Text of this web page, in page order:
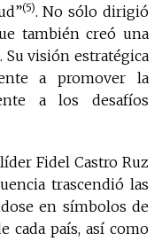
(5). No sólo dirigió
también creó una
Su visión estratégica
a promover la
a los desafíos
Fidel Castro Ruz
trascendió las
en símbolos de
cada país, así como